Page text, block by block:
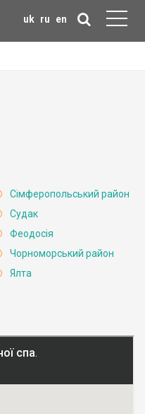
uk ru en
Сімферопольський район
Судак
Феодосія
Чорноморський район
Ялта